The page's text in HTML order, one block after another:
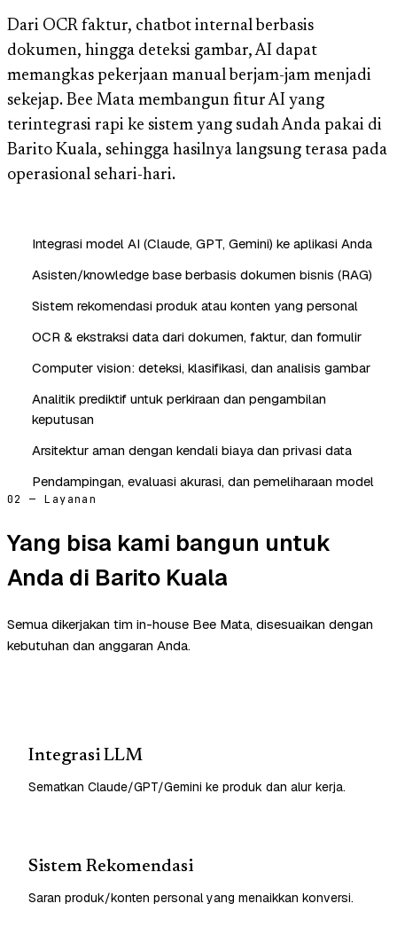
Dari OCR faktur, chatbot internal berbasis
dokumen, hingga deteksi gambar, AI dapat
memangkas pekerjaan manual berjam-jam menjadi
sekejap. Bee Mata membangun fitur AI yang
terintegrasi rapi ke sistem yang sudah Anda pakai di
Barito Kuala, sehingga hasilnya langsung terasa pada
operasional sehari-hari.
Integrasi model AI (Claude, GPT, Gemini) ke aplikasi Anda
Asisten/knowledge base berbasis dokumen bisnis (RAG)
Sistem rekomendasi produk atau konten yang personal
OCR & ekstraksi data dari dokumen, faktur, dan formulir
Computer vision: deteksi, klasifikasi, dan analisis gambar
Analitik prediktif untuk perkiraan dan pengambilan
keputusan
Arsitektur aman dengan kendali biaya dan privasi data
Pendampingan, evaluasi akurasi, dan pemeliharaan model
02 — Layanan
Yang bisa kami bangun untuk
Anda di Barito Kuala
Semua dikerjakan tim in-house Bee Mata, disesuaikan dengan
kebutuhan dan anggaran Anda.
Integrasi LLM
Sematkan Claude/GPT/Gemini ke produk dan alur kerja.
Sistem Rekomendasi
Saran produk/konten personal yang menaikkan konversi.